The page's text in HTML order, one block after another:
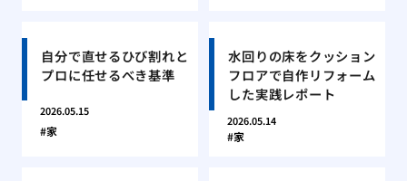
自分で直せるひび割れと
プロに任せるべき基準
2026.05.15
家
水回りの床をクッション
フロアで自作リフォーム
した実践レポート
2026.05.14
家